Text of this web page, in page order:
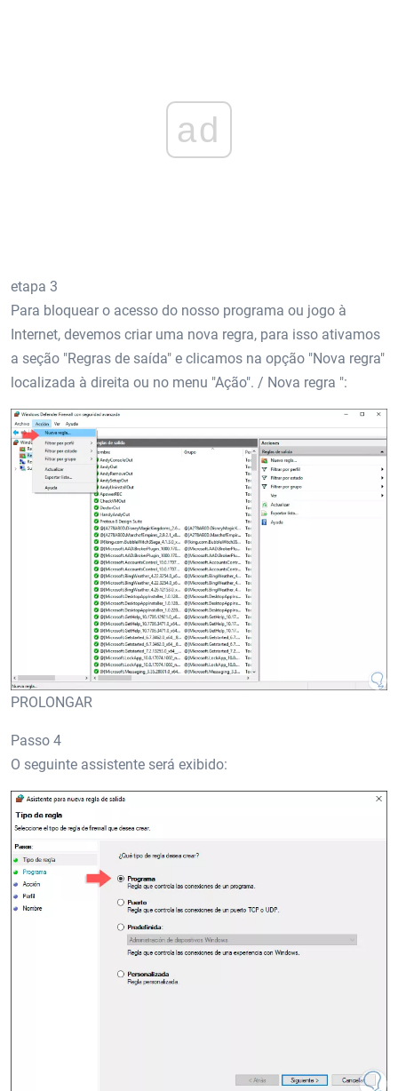
ad
etapa 3
Para bloquear o acesso do nosso programa ou jogo à
Internet, devemos criar uma nova regra, para isso ativamos
a seção "Regras de saída" e clicamos na opção "Nova regra"
localizada à direita ou no menu "Ação". / Nova regra ":
PROLONGAR
Passo 4
O seguinte assistente será exibido: